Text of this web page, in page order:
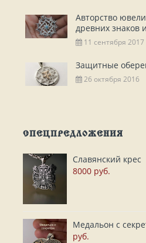
Авторство
древних знаков
11 сентября 2017
Защитные
26 октября 2016
СПЕЦПРЕДЛОЖЕНИЯ
Славянский крес
8000 руб.
Медальон с
руб.